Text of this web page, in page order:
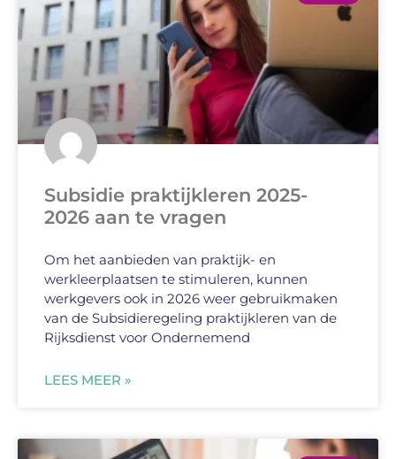
Subsidie praktijkleren 2025-
2026 aan te vragen
Om het aanbieden van praktijk- en
werkleerplaatsen te stimuleren, kunnen
werkgevers ook in 2026 weer gebruikmaken
van de Subsidieregeling praktijkleren van de
Rijksdienst voor Ondernemend
LEES MEER »